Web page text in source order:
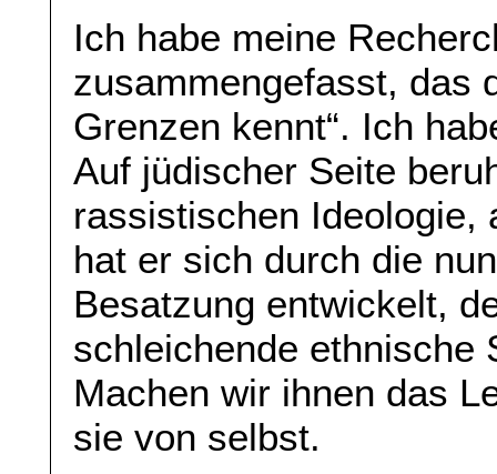
Ich habe meine
zusammengefasst, das
Grenzen kennt“. Ich
Auf jüdischer Seite
rassistischen Ideologie,
hat er sich durch die
Besatzung entwickelt,
schleichende ethnische
Machen wir ihnen das
sie von selbst.